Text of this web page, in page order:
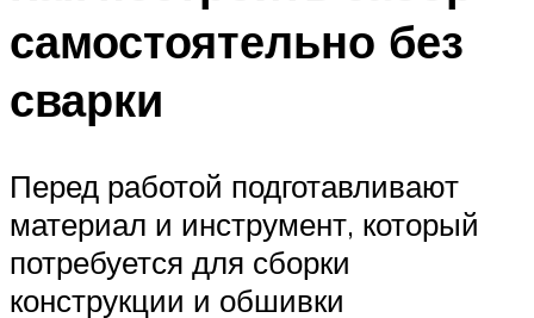
самостоятельно без
сварки
Перед работой подготавливают
материал и инструмент, который
потребуется для сборки
конструкции и обшивки